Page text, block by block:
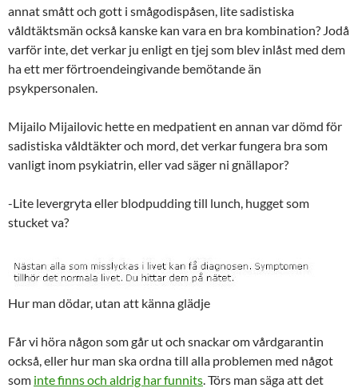
annat smått och gott i smågodispåsen, lite sadistiska
våldtäktsmän också kanske kan vara en bra kombination? Jodå
varför inte, det verkar ju enligt en tjej som blev inlåst med dem
ha ett mer förtroendeingivande bemötande än
psykpersonalen.
Mijailo Mijailovic hette en medpatient en annan var dömd för
sadistiska våldtäkter och mord, det verkar fungera bra som
vanligt inom psykiatrin, eller vad säger ni gnällapor?
-Lite levergryta eller blodpudding till lunch, hugget som
stucket va?
Hur man dödar, utan att känna glädje
Får vi höra någon som går ut och snackar om vårdgarantin
också, eller hur man ska ordna till alla problemen med något
som inte finns och aldrig har funnits. Törs man säga att det